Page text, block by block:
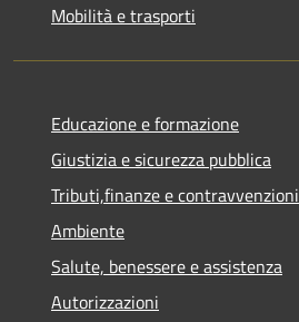
Mobilità e trasporti
Educazione e formazione
Giustizia e sicurezza pubblica
Tributi,finanze e contravvenzioni
Ambiente
Salute, benessere e assistenza
Autorizzazioni